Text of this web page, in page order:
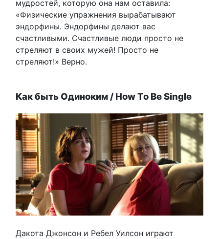
мудростей, которую она нам оставила:
«Физические упражнения вырабатывают
эндорфины. Эндорфины делают вас
счастливыми. Счастливые люди просто не
стреляют в своих мужей! Просто не
стреляют!» Верно.
Как быть Одиноким / How To Be Single
Дакота Джонсон и Ребел Уилсон играют